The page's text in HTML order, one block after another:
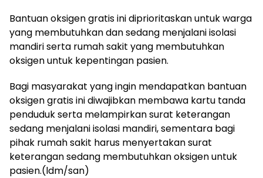
Bantuan oksigen gratis ini diprioritaskan untuk warga
yang membutuhkan dan sedang menjalani isolasi
mandiri serta rumah sakit yang membutuhkan
oksigen untuk kepentingan pasien.
Bagi masyarakat yang ingin mendapatkan bantuan
oksigen gratis ini diwajibkan membawa kartu tanda
penduduk serta melampirkan surat keterangan
sedang menjalani isolasi mandiri, sementara bagi
pihak rumah sakit harus menyertakan surat
keterangan sedang membutuhkan oksigen untuk
pasien.(ldm/san)